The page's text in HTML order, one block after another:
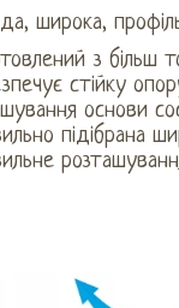
широка,
з більш
стійку
основи
підібрана